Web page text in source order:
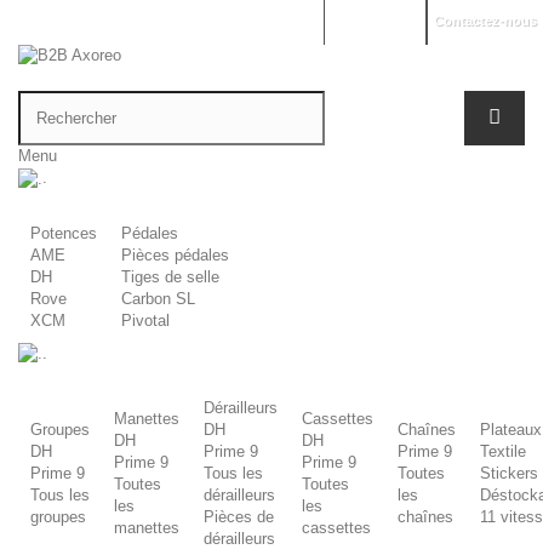
Contactez-nous
Menu
.
Potences
AME
DH
Rove
XCM
Pédales
Pièces pédales
Tiges de selle
Carbon SL
Pivotal
Groupes
DH
Prime 9
Tous les
groupes
Manettes
DH
Prime 9
Toutes
les
manettes
Dérailleurs
DH
Prime 9
Tous les
dérailleurs
Pièces de
dérailleurs
Cassettes
DH
Prime 9
Toutes
les
cassettes
Chaînes
Prime 9
Toutes
les
chaînes
Plateaux
Textile
Stickers
11